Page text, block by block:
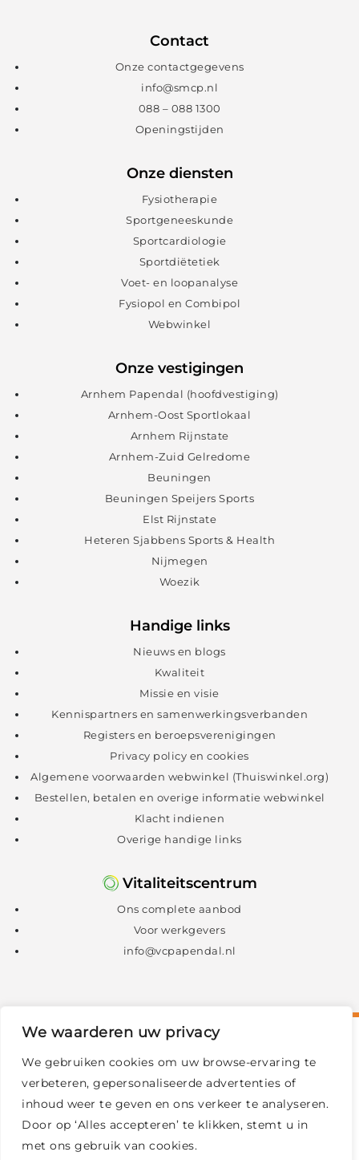
We waarderen uw privacy
We gebruiken cookies om uw browse-ervaring te
verbeteren, gepersonaliseerde advertenties of
inhoud weer te geven en ons verkeer te analyseren.
Door op ‘Alles accepteren’ te klikken, stemt u in
met ons gebruik van cookies.
Contact
Onze contactgegevens
info@smcp.nl
088 – 088 1300
Openingstijden
Onze diensten
Fysiotherapie
Sportgeneeskunde
Sportcardiologie
Sportdiëtetiek
Voet- en loopanalyse
Fysiopol en Combipol
Webwinkel
Onze vestigingen
Arnhem Papendal (hoofdvestiging)
Arnhem-Oost Sportlokaal
Arnhem Rijnstate
Arnhem-Zuid Gelredome
Beuningen
Beuningen Speijers Sports
Elst Rijnstate
Heteren Sjabbens Sports & Health
Nijmegen
Woezik
Handige links
Nieuws en blogs
Kwaliteit
Missie en visie
Kennispartners en samenwerkingsverbanden
Registers en beroepsverenigingen
Privacy policy en cookies
Algemene voorwaarden webwinkel (Thuiswinkel.org)
Bestellen, betalen en overige informatie webwinkel
Klacht indienen
Overige handige links
Vitaliteitscentrum
Ons complete aanbod
Voor werkgevers
info@vcpapendal.nl